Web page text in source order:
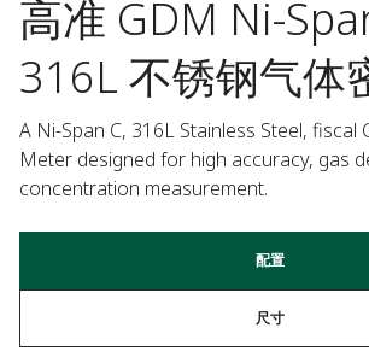
高准 GDM Ni-
316L 不锈钢气体
A Ni-Span C, 316L Stainless Steel, fiscal
Meter designed for high accuracy, gas
concentration measurement.
配置
尺寸